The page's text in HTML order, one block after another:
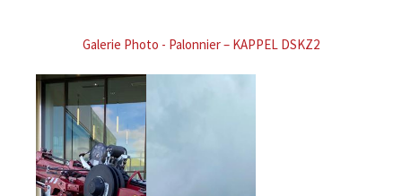
Galerie Photo - Palonnier – KAPPEL DSKZ2